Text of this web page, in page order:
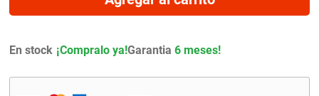
En stock Garantia 6 meses!